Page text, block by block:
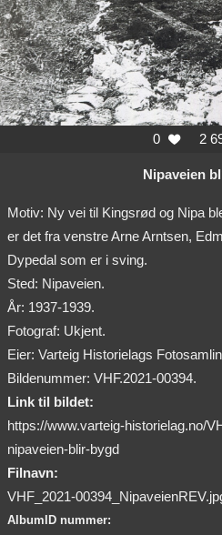
0  2
Nipaveien
Motiv: Ny vei til Kingsrød og Nipa
er det fra venstre Arne Arntsen,
Dypedal som er i sving.
Sted: Nipaveien.
År: 1937-1939.
Fotograf: Ukjent.
Eier: Varteig Historielags
Bildenummer: VHF.2021-00394.
Link til bildet:
https://www.varteig-historielag.no/
nipaveien-blir-bygd
Filnavn:
VHF_2021-
AlbumID nummer: